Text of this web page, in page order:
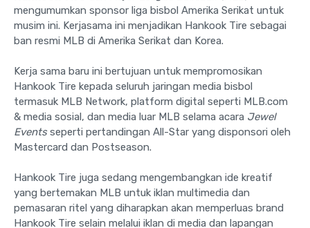
mengumumkan sponsor liga bisbol Amerika Serikat untuk
musim ini. Kerjasama ini menjadikan Hankook Tire sebagai
ban resmi MLB di Amerika Serikat dan Korea.
Kerja sama baru ini bertujuan untuk mempromosikan
Hankook Tire kepada seluruh jaringan media bisbol
termasuk MLB Network, platform digital seperti MLB.com
& media sosial, dan media luar MLB selama acara Jewel
Eventsseperti pertandingan All-Star yang disponsori oleh
Mastercard dan Postseason.
Hankook Tire juga sedang mengembangkan ide kreatif
yang bertemakan MLB untuk iklan multimedia dan
pemasaran ritel yang diharapkan akan memperluas brand
Hankook Tire selain melalui iklan di media dan lapangan